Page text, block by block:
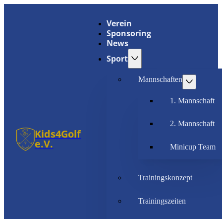
Kids4Golf
e.V.
Verein
Sponsoring
News
Sport
Mannschaften
1. Mannschaft
2. Mannschaft
Minicup Team
Trainingskonzept
Trainingszeiten